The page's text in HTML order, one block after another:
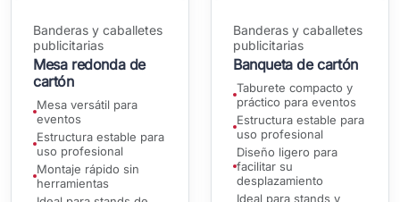
Banderas y caballetes
publicitarias
Mesa redonda de
cartón
Mesa versátil para
eventos
Estructura estable para
uso profesional
Montaje rápido sin
herramientas
Banderas y caballetes
publicitarias
Banqueta de cartón
Taburete compacto y
práctico para eventos
Estructura estable para
uso profesional
Diseño ligero para
facilitar su
desplazamiento
Ideal para stands y